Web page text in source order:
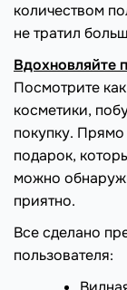
количеством
не тратил
Вдохновляйте
Посмотрите
косметики,
покупку.
подарок,
можно
приятно.
Все сделано
пользователя: